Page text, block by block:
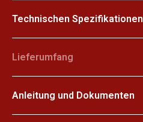
Technischen Spezifikationen
Lieferumfang
Anleitung und Dokumenten